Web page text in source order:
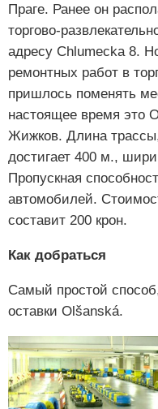
Праге. Ранее он
торгово-
адресу Chlumecka 8.
ремонтных работ в
пришлось поменять
настоящее время это
Жижков. Длина
достигает 400 м.,
Пропускная
автомобилей.
составит 200 крон.
Как добраться
Самый простой
оставки Olšanská.